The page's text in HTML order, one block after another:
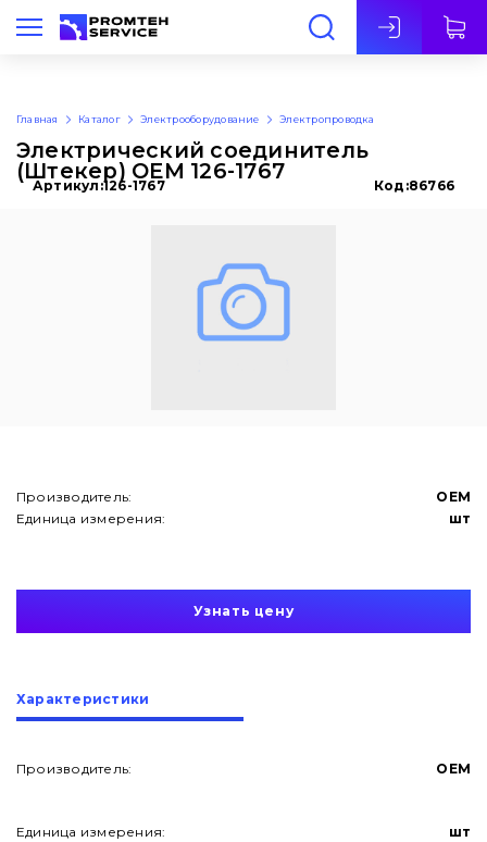
Рус
Главная Каталог Электрооборудование Электропроводка
Электрический соединитель
(Штекер) OEM 126-1767
Артикул:126-1767 Код:86766
Производитель:
OEM
Единица измерения:
шт
Узнать цену
Характеристики
Производитель: OEM
Единица измерения: шт